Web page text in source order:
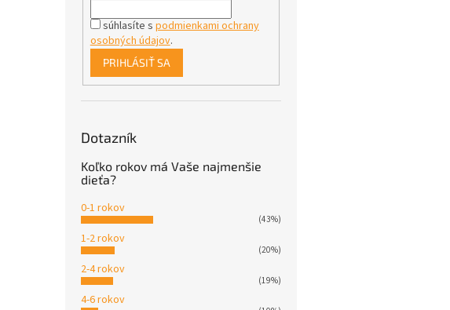
súhlasíte s podmienkami ochrany
osobných údajov.
PRIHLÁSIŤ SA
Dotazník
Koľko rokov má Vaše najmenšie
dieťa?
0-1 rokov
(43%)
1-2 rokov
(20%)
2-4 rokov
(19%)
4-6 rokov